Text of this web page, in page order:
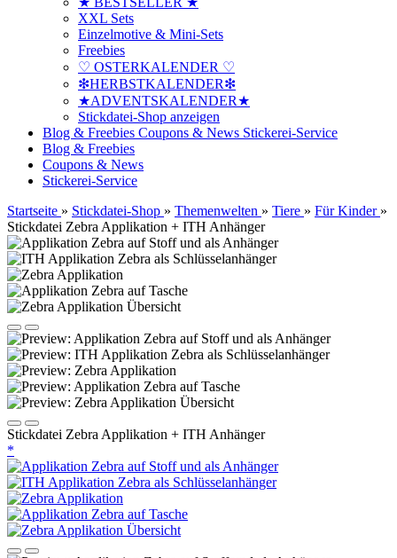
XXL Sets
Einzelmotive & Mini-Sets
Freebies
♡ OSTERKALENDER ♡
❇HERBSTKALENDER❇
★ADVENTSKALENDER★
Stickdatei-Shop anzeigen
Blog & Freebies Coupons & News Stickerei-Service
Blog & Freebies
Coupons & News
Stickerei-Service
Startseite » Stickdatei-Shop » Themenwelten » Tiere » Für Kinder »
Stickdatei Zebra Applikation + ITH Anhänger
Stickdatei Zebra Applikation + ITH Anhänger
*